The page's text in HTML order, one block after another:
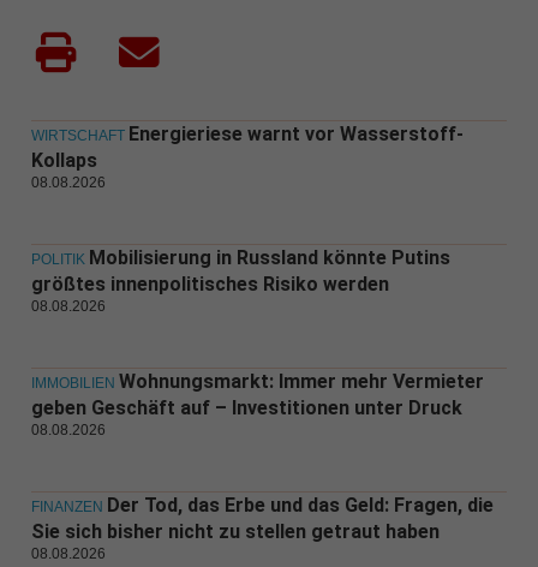
WIRTSCHAFT Energieriese warnt vor Wasserstoff-
Kollaps
08.08.2026
POLITIK Mobilisierung in Russland könnte Putins
größtes innenpolitisches Risiko werden
08.08.2026
IMMOBILIEN Wohnungsmarkt: Immer mehr Vermieter
geben Geschäft auf – Investitionen unter Druck
08.08.2026
FINANZEN Der Tod, das Erbe und das Geld: Fragen, die
Sie sich bisher nicht zu stellen getraut haben
08.08.2026